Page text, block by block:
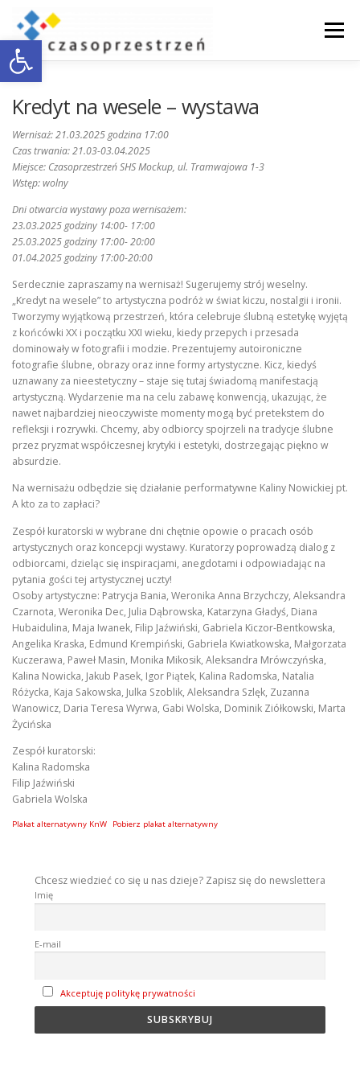
Otwórz pasek narzędzi
Przejdź
treści
Menu
DOSTĘPNOŚĆ AKTUALNOŚCI
KONTAKT
Kredyt na wesele – wystawa
Wernisaż: 21.03.2025 godzina 17:00
Czas trwania: 21.03-03.04.2025
Miejsce: Czasoprzestrzeń SHS Mockup, ul. Tramwajowa 1-3
Wstęp: wolny
Dni otwarcia wystawy poza wernisażem:
23.03.2025 godziny 14:00- 17:00
25.03.2025 godziny 17:00- 20:00
01.04.2025 godziny 17:00-20:00
Serdecznie zapraszamy na wernisaż! Sugerujemy strój weselny.
„Kredyt na wesele” to artystyczna podróż w świat kiczu, nostalgii i ironii.
Tworzymy wyjątkową przestrzeń, która celebruje ślubną estetykę wyjętą
z końcówki XX i początku XXI wieku, kiedy przepych i przesada
dominowały w fotografii i modzie. Prezentujemy autoironiczne
fotografie ślubne, obrazy oraz inne formy artystyczne. Kicz, kiedyś
uznawany za nieestetyczny – staje się tutaj świadomą manifestacją
artystyczną. Wydarzenie ma na celu zabawę konwencją, ukazując, że
nawet najbardziej nieoczywiste momenty mogą być pretekstem do
refleksji i rozrywki. Chcemy, aby odbiorcy spojrzeli na tradycje ślubne
przez pryzmat współczesnej krytyki i estetyki, dostrzegając piękno w
absurdzie.
Na wernisażu odbędzie się działanie performatywne Kaliny Nowickiej pt.
A kto za to zapłaci?
Zespół kuratorski w wybrane dni chętnie opowie o pracach osób
artystycznych oraz koncepcji wystawy. Kuratorzy poprowadzą dialog z
odbiorcami, dzieląc się inspiracjami, anegdotami i odpowiadając na
pytania gości tej artystycznej uczty!
Osoby artystyczne: Patrycja Bania, Weronika Anna Brzychczy, Aleksandra
Czarnota, Weronika Dec, Julia Dąbrowska, Katarzyna Gładyś, Diana
Hubaidulina, Maja Iwanek, Filip Jaźwiński, Gabriela Kiczor-Bentkowska,
Angelika Kraska, Edmund Krempiński, Gabriela Kwiatkowska, Małgorzata
Kuczerawa, Paweł Masin, Monika Mikosik, Aleksandra Mrówczyńska,
Kalina Nowicka, Jakub Pasek, Igor Piątek, Kalina Radomska, Natalia
Różycka, Kaja Sakowska, Julka Szoblik, Aleksandra Szlęk, Zuzanna
Wanowicz, Daria Teresa Wyrwa, Gabi Wolska, Dominik Ziółkowski, Marta
Życińska
Zespół kuratorski:
Kalina Radomska
Filip Jaźwiński
Gabriela Wolska
Plakat alternatywny KnW Pobierz plakat alternatywny
Chcesz wiedzieć co się u nas dzieje? Zapisz się do newslettera
Imię
E-mail
Akceptuję politykę prywatności